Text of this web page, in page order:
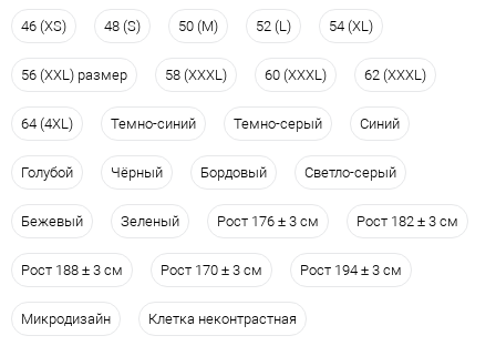
46 (XS) 48 (S) 50 (M) 52 (L) 54 (XL)
56 (XXL) размер 58 (XXXL) 60 (XXXL) 62 (XXXL)
64 (4XL) Темно-синий Темно-серый Синий
Голубой Чёрный Бордовый Светло-серый
Бежевый Зеленый Рост 176 ± 3 см Рост 182 ± 3 см
Рост 188 ± 3 см Рост 170 ± 3 см Рост 194 ± 3 см
Микродизайн Клетка неконтрастная